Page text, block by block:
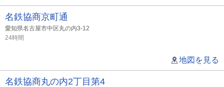
名鉄協商京町通
愛知県名古屋市中区丸の内3-12
24時間
地図を見る
名鉄協商丸の内2丁目第4